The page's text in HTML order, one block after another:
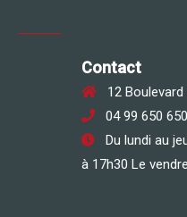
Contact
12 Boulevard
04 99 650 650
Du lundi au
à 17h30 Le